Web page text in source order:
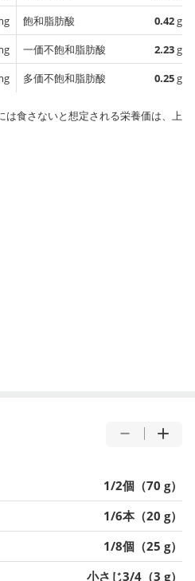
飽和脂肪酸
0.42g
一価不飽和脂肪酸
2.23g
多価不飽和脂肪酸
0.25g
は食さないと想定される栄養価は、上
1/2個（70 g）
1/6本（20 g）
1/8個（25 g）
小さじ3/4（3 g）